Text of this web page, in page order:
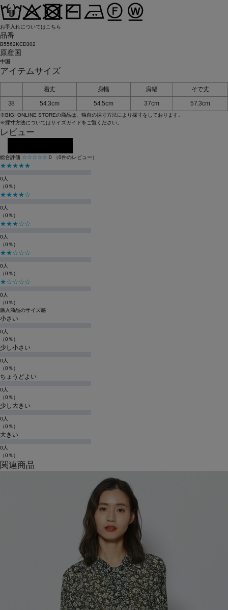
お手入れについてはこちら
品番
B5562KCD302
原産国
中国
アイテムサイズ
着丈 身幅 肩幅
そで丈
38
54.3cm 54.5cm 37cm 57.3cm
※BIGI ONLINE STOREの商品は、独自の採寸方法により採寸をしております。
※採寸方法についてはサイズガイドをご覧ください。
レビュー
総合評価 ☆☆☆☆☆ 0 （0件のレビュー）
★★★★★
0人
（0％）
★★★★☆
0人
（0％）
★★★☆☆
0人
（0％）
★★☆☆☆
0人
（0％）
★☆☆☆☆
0人
（0％）
購入商品のサイズ感
小さい
0人
（0％）
少し小さい
0人
（0％）
ちょうどよい
0人
（0％）
少し大きい
0人
（0％）
大きい
0人
（0％）
関連商品